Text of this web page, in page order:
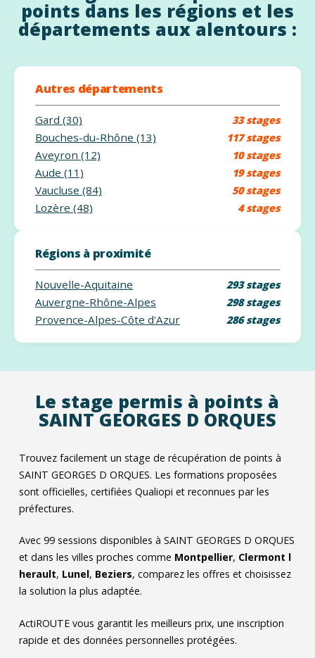
points dans les régions et les
départements aux alentours :
Autres départements
Gard (30) 33 stages
Bouches-du-Rhône (13) 117 stages
Aveyron (12) 10 stages
Aude (11) 19 stages
Vaucluse (84) 50 stages
Lozère (48) 4 stages
Régions à proximité
Nouvelle-Aquitaine 293 stages
Auvergne-Rhône-Alpes 298 stages
Provence-Alpes-Côte d'Azur 286 stages
Le stage permis à points à
SAINT GEORGES D ORQUES
Trouvez facilement un stage de récupération de points à
SAINT GEORGES D ORQUES. Les formations proposées
sont officielles, certifiées Qualiopi et reconnues par les
préfectures.
Avec 99sessions disponibles à SAINT GEORGES D ORQUES
et dans les villes proches comme Montpellier, Clermont l
herault, Lunel, Beziers, comparez les offres et choisissez
la solution la plus adaptée.
ActiROUTE vous garantit les meilleurs prix, une inscription
rapide et des données personnelles protégées.